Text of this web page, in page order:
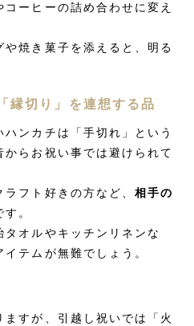
ーヒーの詰め合わせに変え
焼き菓子を添えると、明る
縁切り」を連想する品
ンカチは「手切れ」という
らお祝い事では避けられて
ラフト好きの方など、相手の
。
オルやキッチンリネンな
テムが無難でしょう。
すが、引越し祝いでは「火